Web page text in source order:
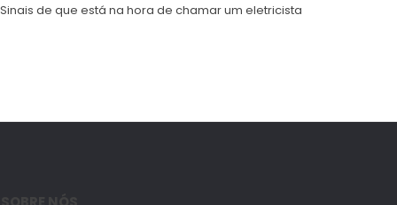
Sinais de que está na hora de chamar um eletricista